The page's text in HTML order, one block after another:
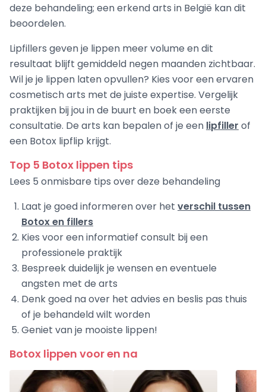
deze behandeling; een erkend arts in België kan dit
beoordelen.
Lipfillers geven je lippen meer volume en dit
resultaat blijft gemiddeld negen maanden zichtbaar.
Wil je je lippen laten opvullen? Kies voor een ervaren
cosmetisch arts met de juiste expertise. Vergelijk
praktijken bij jou in de buurt en boek een eerste
consultatie. De arts kan bepalen of je een lipfiller of
een Botox lipflip krijgt.
Top 5 Botox lippen tips
Lees 5 onmisbare tips over deze behandeling
Laat je goed informeren over het verschil tussen
Botox en fillers
Kies voor een informatief consult bij een
professionele praktijk
Bespreek duidelijk je wensen en eventuele
angsten met de arts
Denk goed na over het advies en beslis pas thuis
of je behandeld wilt worden
Geniet van je mooiste lippen!
Botox lippen voor en na